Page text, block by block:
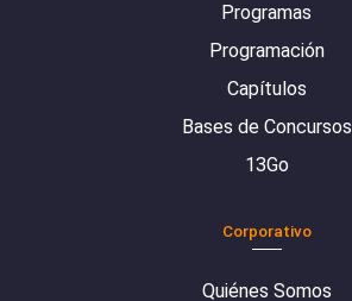
Programas
Programación
Capítulos
Bases de Concursos
13Go
Corporativo
Quiénes Somos